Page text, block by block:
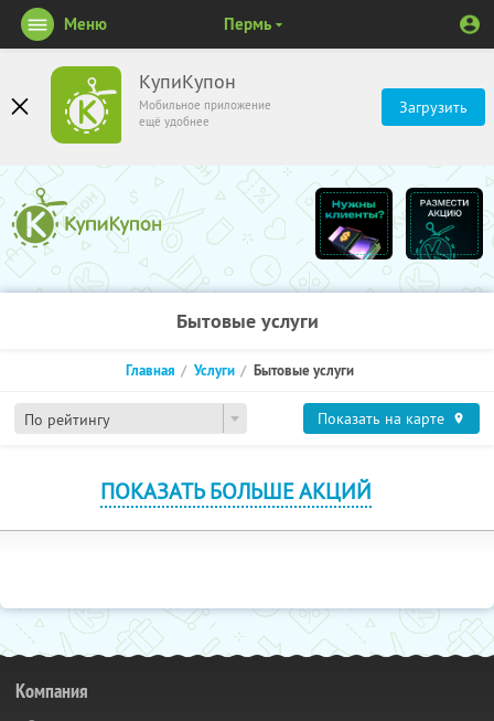
КупиКупон
Мобильное приложение
ещё удобнее
Загрузить
Меню Пермь
Бытовые услуги
По рейтингу
Главная Услуги Бытовые услуги
Показать на карте
ПОКАЗАТЬ БОЛЬШЕ АКЦИЙ
Компания